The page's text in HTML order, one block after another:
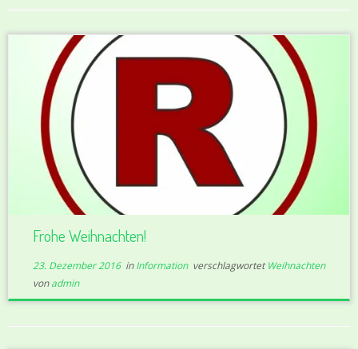
Frohe Weihnachten!
23. Dezember 2016inInformation verschlagwortetWeihnachten
vonadmin